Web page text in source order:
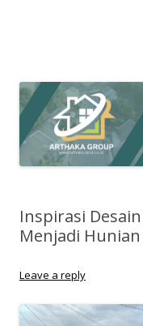
Inspirasi
Menjadi
Leave a reply